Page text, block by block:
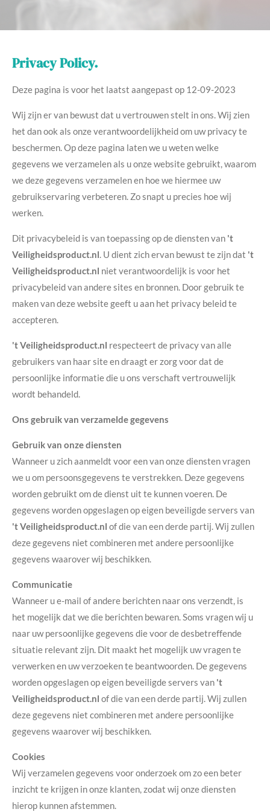
Privacy Policy.
Deze pagina is voor het laatst aangepast op 12-09-2023
Wij zijn er van bewust dat u vertrouwen stelt in ons. Wij zien
het dan ook als onze verantwoordelijkheid om uw privacy te
beschermen. Op deze pagina laten we u weten welke
gegevens we verzamelen als u onze website gebruikt, waarom
we deze gegevens verzamelen en hoe we hiermee uw
gebruikservaring verbeteren. Zo snapt u precies hoe wij
werken.
Dit privacybeleid is van toepassing op de diensten van 't
Veiligheidsproduct.nl. U dient zich ervan bewust te zijn dat 't
Veiligheidsproduct.nl niet verantwoordelijk is voor het
privacybeleid van andere sites en bronnen. Door gebruik te
maken van deze website geeft u aan het privacy beleid te
accepteren.
't Veiligheidsproduct.nl respecteert de privacy van alle
gebruikers van haar site en draagt er zorg voor dat de
persoonlijke informatie die u ons verschaft vertrouwelijk
wordt behandeld.
Ons gebruik van verzamelde gegevens
Gebruik van onze diensten
Wanneer u zich aanmeldt voor een van onze diensten vragen
we u om persoonsgegevens te verstrekken. Deze gegevens
worden gebruikt om de dienst uit te kunnen voeren. De
gegevens worden opgeslagen op eigen beveiligde servers van
't Veiligheidsproduct.nl of die van een derde partij. Wij zullen
deze gegevens niet combineren met andere persoonlijke
gegevens waarover wij beschikken.
Communicatie
Wanneer u e-mail of andere berichten naar ons verzendt, is
het mogelijk dat we die berichten bewaren. Soms vragen wij u
naar uw persoonlijke gegevens die voor de desbetreffende
situatie relevant zijn. Dit maakt het mogelijk uw vragen te
verwerken en uw verzoeken te beantwoorden. De gegevens
worden opgeslagen op eigen beveiligde servers van 't
Veiligheidsproduct.nl of die van een derde partij. Wij zullen
deze gegevens niet combineren met andere persoonlijke
gegevens waarover wij beschikken.
Cookies
Wij verzamelen gegevens voor onderzoek om zo een beter
inzicht te krijgen in onze klanten, zodat wij onze diensten
hierop kunnen afstemmen.